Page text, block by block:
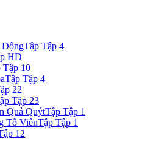
ĐộngTập Tập 4
HD
Tập 10
Tập Tập 4
22
Tập 23
Quả QuýtTập Tập 1
Tố ViênTập Tập 1
12